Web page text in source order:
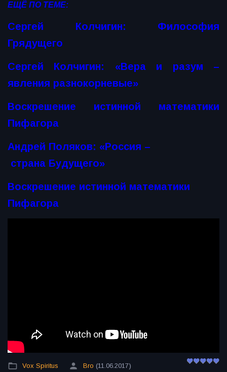
ЕЩЁ ПО ТЕМЕ:
Сергей Колчигин: Философия
Грядущего
Сергей Колчигин: «Вера и разум –
явления разнокорневые»
Воскрешение истинной математики
Пифагора
Андрей Поляков: «Россия –
страна Будущего»
Воскрешение истинной математики
Пифагора
Vox Spiritus Bro (11.06.2017)